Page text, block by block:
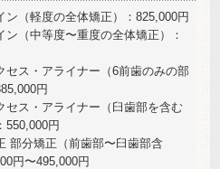
ン（軽度の全体矯正）：825,000円
ン（中等度〜重度の全体矯正）：
セス・アライナー（6前歯のみの部
円
セス・アライナー（臼歯部を含む
550,000円
部分矯正（前歯部〜臼歯部含
円〜495,000円